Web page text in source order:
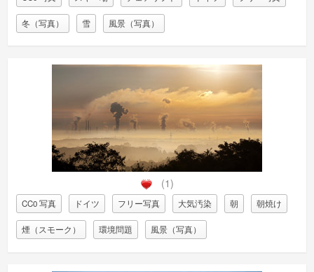
冬（写真） 雪 風景（写真）
(1)
CC0 写真 ドイツ フリー写真 大気汚染 朝 朝焼け
煙（スモーク） 環境問題 風景（写真）